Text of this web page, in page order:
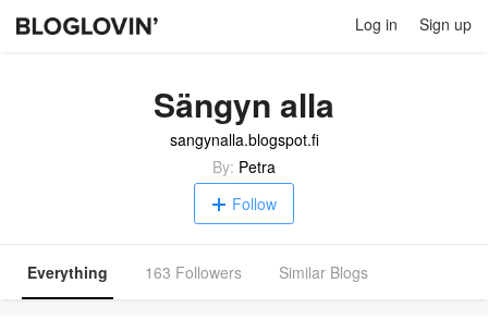
Log in Sign up
Sängyn alla
sangynalla.blogspot.fi
By: Petra
Follow
Everything 163 Followers Similar Blogs